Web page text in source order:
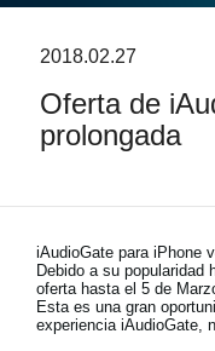
Características
Soporte
Localizador de
2018.02.27
Oferta de
prolongada
iAudioGate para iPhone
Debido a su popularidad
oferta hasta el 5 de
Esta es una gran
experiencia iAudioGate,